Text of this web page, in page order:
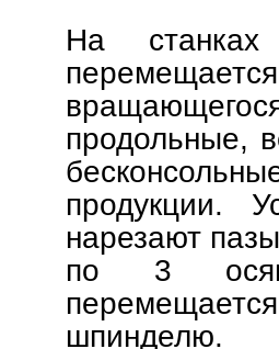
На станках
продольные,
продукции.
нарезают
по 3 осям.
шпинделю.